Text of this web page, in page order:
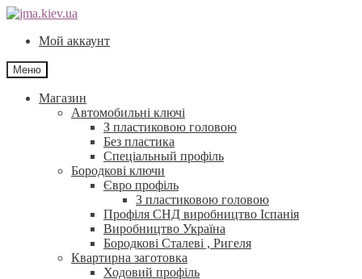
Перейти
навігації
Перейти
контентуМой аккаунт
Меню
Магазин
Автомобильні ключі
З пластиковою головою
Без пластика
Спеціальный профіль
Бородкові ключи
Євро профіль
З пластиковою головою
Профіля СНД виробництво Іспанія
Виробництво Україна
Бородкові Сталеві , Ригеля
Квартирна заготовка
Ходовий профіль